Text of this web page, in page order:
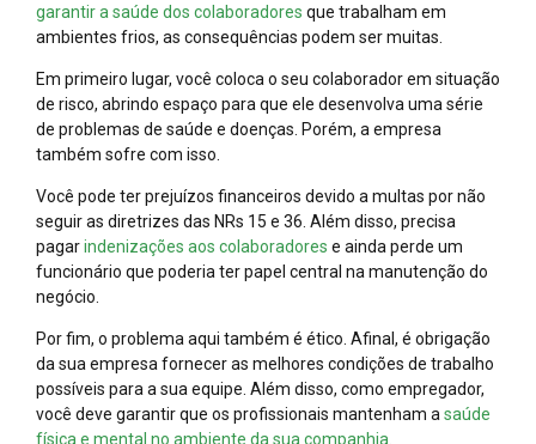
garantir a saúde dos colaboradores que trabalham em
ambientes frios, as consequências podem ser muitas.
Em primeiro lugar, você coloca o seu colaborador em situação
de risco, abrindo espaço para que ele desenvolva uma série
de problemas de saúde e doenças. Porém, a empresa
também sofre com isso.
Você pode ter prejuízos financeiros devido a multas por não
seguir as diretrizes das NRs 15 e 36. Além disso, precisa
pagarindenizações aos colaboradores e ainda perde um
funcionário que poderia ter papel central na manutenção do
negócio.
Por fim, o problema aqui também é ético. Afinal, é obrigação
da sua empresa fornecer as melhores condições de trabalho
possíveis para a sua equipe. Além disso, como empregador,
você deve garantir que os profissionais mantenham a saúde
física e mental no ambiente da sua companhia